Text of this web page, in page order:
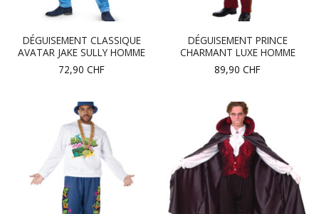
DÉGUISEMENT CLASSIQUE
AVATAR JAKE SULLY HOMME
72,90 CHF
DÉGUISEMENT PRINCE
CHARMANT LUXE HOMME
89,90 CHF